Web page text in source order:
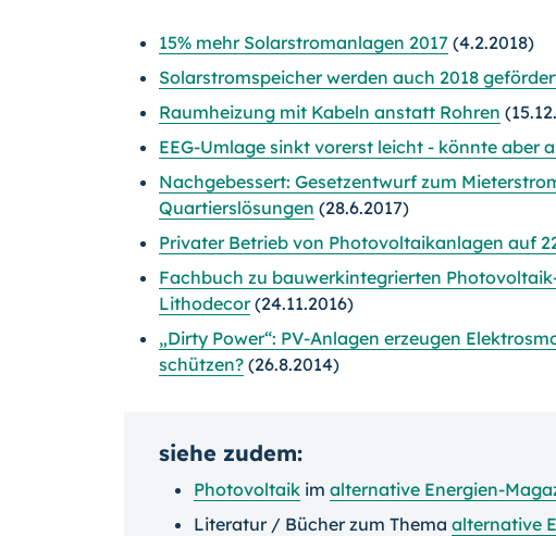
15% mehr Solarstromanlagen 2017 (4.2.2018)
Solarstromspeicher werden auch 2018
Raumheizung mit Kabeln anstatt Rohren
EEG-Umlage sinkt vorerst leicht - könnte aber
Nachgebessert: Gesetzentwurf zum
Quartierslösungen (28.6.2017)
Privater Betrieb von Photovoltaikanlagen auf
Fachbuch zu bauwerkintegrierten
Lithodecor(24.11.2016)
„Dirty Power“: PV-Anlagen erzeugen
schützen? (26.8.2014)
siehe zudem:
Photovoltaik im alternative Energien-
Literatur / Bücher zum Thema alternative